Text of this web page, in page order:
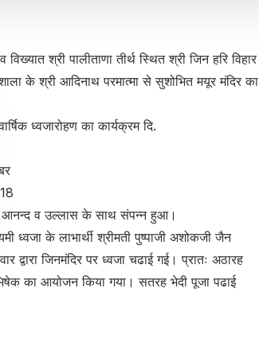
विख्यात श्री पालीताणा तीर्थ स्थित श्री जिन हरि विहार
के श्री आदिनाथ परमात्मा से सुशोभित मयूर मंदिर का
ध्वजारोहण का कार्यक्रम दि.
व उल्लास के साथ संपन्न हुआ।
ध्वजा के लाभार्थी श्रीमती पुष्पाजी अशोकजी जैन
द्वारा जिनमंदिर पर ध्वजा चढाई गई। प्रातः अठारह
का आयोजन किया गया। सतरह भेदी पूजा पढाई